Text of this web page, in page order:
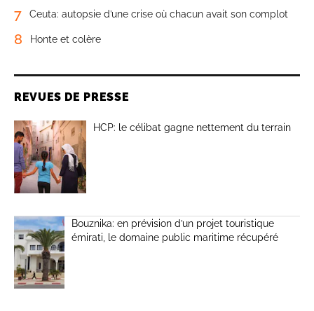
7 Ceuta: autopsie d’une crise où chacun avait son complot
8 Honte et colère
REVUES DE PRESSE
HCP: le célibat gagne nettement du terrain
Bouznika: en prévision d’un projet touristique
émirati, le domaine public maritime récupéré